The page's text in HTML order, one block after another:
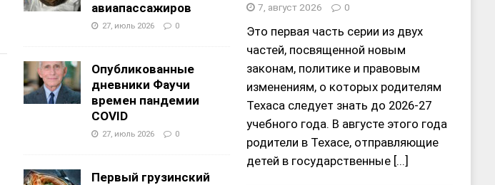
авиапассажиров
27, июль 2026 0
Опубликованные
дневники Фаучи
времен пандемии
COVID
27, июль 2026 0
Первый грузинский
7, август 2026 0
Это первая часть серии из двух
частей, посвященной новым
законам, политике и правовым
изменениям, о которых родителям
Техаса следует знать до 2026-27
учебного года. В августе этого года
родители в Техасе, отправляющие
детей в государственные [...]